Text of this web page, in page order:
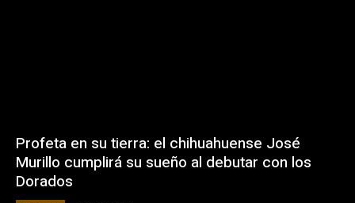
Profeta en su tierra: el chihuahuense José
Murillo cumplirá su sueño al debutar con los
Dorados